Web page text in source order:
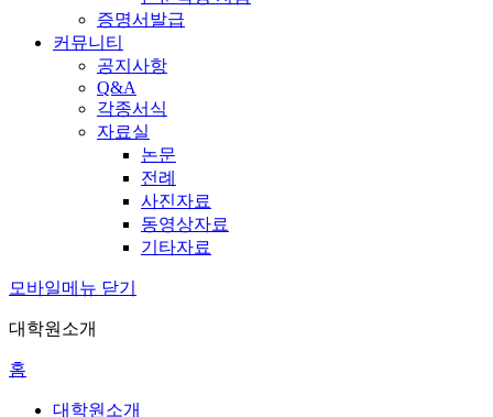
증명서발급
커뮤니티
공지사항
Q&A
각종서식
자료실
논문
전례
사진자료
동영상자료
기타자료
모바일메뉴 닫기
대학원소개
홈
대학원소개